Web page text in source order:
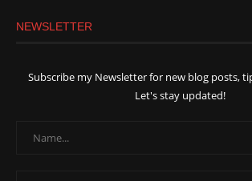
NEWSLETTER
Subscribe my Newsletter for new blog posts,
Let's stay updated!